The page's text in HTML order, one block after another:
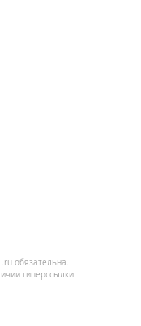
обязательна.
гиперссылки.